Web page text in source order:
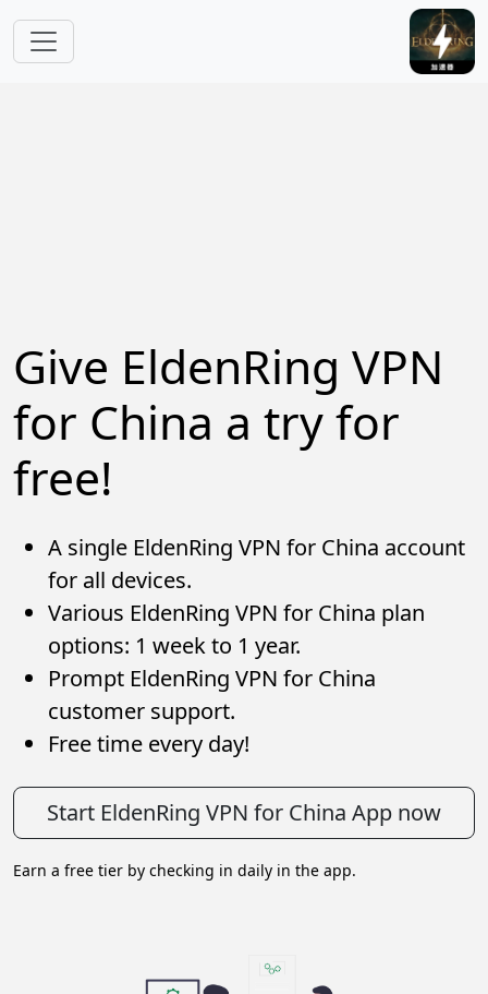
Give EldenRing VPN
for China a try for
free!
A single EldenRing VPN for China account
for all devices.
Various EldenRing VPN for China plan
options: 1 week to 1 year.
Prompt EldenRing VPN for China
customer support.
Free time every day!
Start EldenRing VPN for China App now
Earn a free tier by checking in daily in the app.